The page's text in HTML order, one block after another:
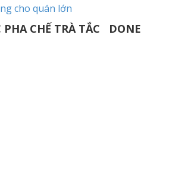
cho quán lớn
CHẾ TRÀ TẮC DONE